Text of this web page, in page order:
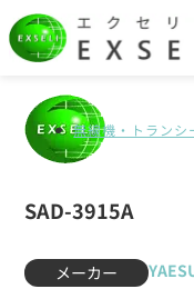
無線機・トランシ
SAD-3915A
メーカー